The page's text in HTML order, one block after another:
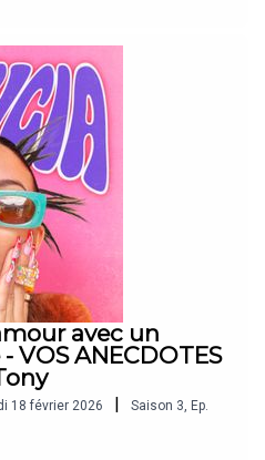
! Me suivre
Tony sur
me
sujet de podcast c'est via:
écoute, que du love.
avec un
VOS ANECDOTES
18 février 2026 Saison 3, Ep.